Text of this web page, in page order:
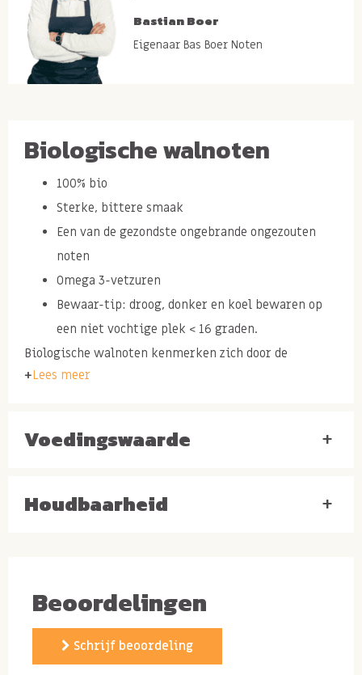
Bastian Boer
Eigenaar Bas Boer Noten
Biologische walnoten
100% bio
Sterke, bittere smaak
Een van de gezondste ongebrande ongezouten
noten
Omega 3-vetzuren
Bewaar-tip: droog, donker en koel bewaren op
een niet vochtige plek < 16 graden.
Biologische walnoten kenmerken zich door de
sterkere wat bittere walnoten smaak. Liever een
Oost-Europa*
biologische walnoten
gezond zijn
Biologische walnoten zijn niet alleen lekker van
Lees meer
Voedingswaarde +
Houdbaarheid +
Beoordelingen
Schrijf beoordeling